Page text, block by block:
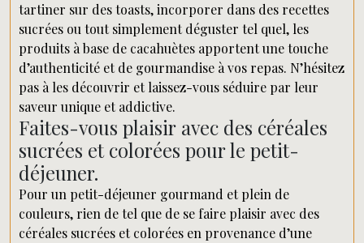
tartiner sur des toasts, incorporer dans des recettes
sucrées ou tout simplement déguster tel quel, les
produits à base de cacahuètes apportent une touche
d’authenticité et de gourmandise à vos repas. N’hésitez
pas à les découvrir et laissez-vous séduire par leur
saveur unique et addictive.
Faites-vous plaisir avec des céréales
sucrées et colorées pour le petit-
déjeuner.
Pour un petit-déjeuner gourmand et plein de
couleurs, rien de tel que de se faire plaisir avec des
céréales sucrées et colorées en provenance d’une